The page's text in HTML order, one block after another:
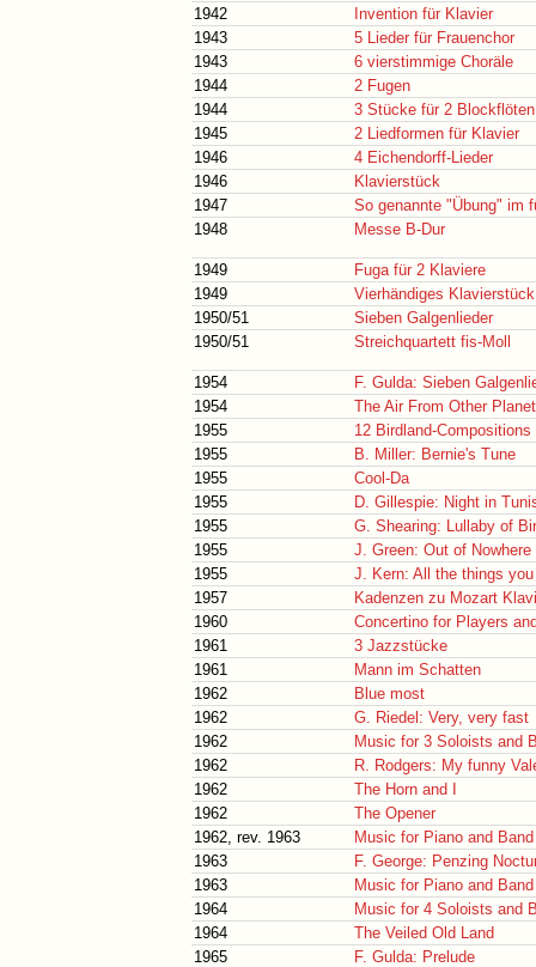
1942
Invention für Klavier
1943
5 Lieder für Frauenchor
1943
6 vierstimmige Choräle
1944
2 Fugen
1944
3 Stücke für 2 Blockflöten
1945
2 Liedformen für Klavier
1946
4 Eichendorff-Lieder
1946
Klavierstück
1947
So genannte "Übung" im
1948
Messe B-Dur
1949
Fuga für 2 Klaviere
1949
Vierhändiges Klavierstück
1950/51
Sieben Galgenlieder
1950/51
Streichquartett fis-Moll
1954
F. Gulda: Sieben
1954
The Air From Other
1955
12 Birdland-Compositions
1955
B. Miller: Bernie's Tune
1955
Cool-Da
1955
D. Gillespie: Night in
1955
G. Shearing: Lullaby of
1955
J. Green: Out of Nowhere
1955
J. Kern: All the things you
1957
Kadenzen zu Mozart
1960
Concertino for Players
1961
3 Jazzstücke
1961
Mann im Schatten
1962
Blue most
1962
G. Riedel: Very, very fast
1962
Music for 3 Soloists and
1962
R. Rodgers: My funny
1962
The Horn and I
1962
The Opener
1962, rev. 1963
Music for Piano and
1963
F. George: Penzing
1963
Music for Piano and
1964
Music for 4 Soloists and
1964
The Veiled Old Land
1965
F. Gulda: Prelude